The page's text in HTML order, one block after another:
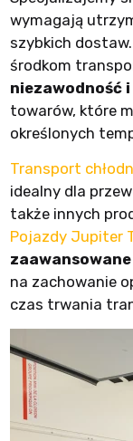
wymagają
szybkich
środkom
niezawodność i
towarów, które
określonych
Transport
idealny dla
także innych
Pojazdy Jupiter
na zachowanie
czas trwania